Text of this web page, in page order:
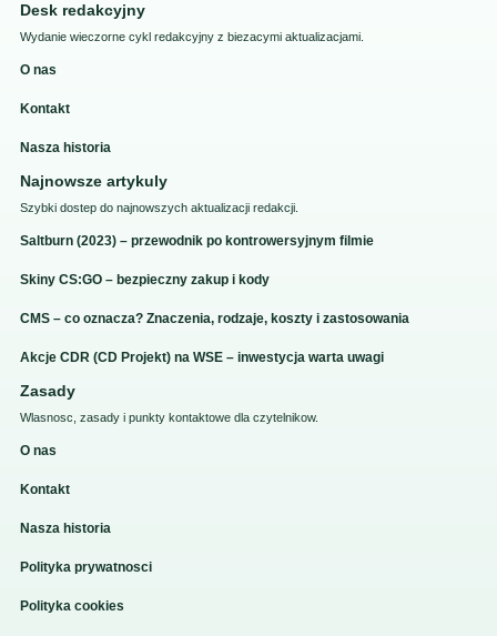
Desk redakcyjny
Wydanie wieczorne cykl redakcyjny z biezacymi aktualizacjami.
O nas
Kontakt
Nasza historia
Najnowsze artykuly
Szybki dostep do najnowszych aktualizacji redakcji.
Saltburn (2023) – przewodnik po kontrowersyjnym filmie
Skiny CS:GO – bezpieczny zakup i kody
CMS – co oznacza? Znaczenia, rodzaje, koszty i zastosowania
Akcje CDR (CD Projekt) na WSE – inwestycja warta uwagi
Zasady
Wlasnosc, zasady i punkty kontaktowe dla czytelnikow.
O nas
Kontakt
Nasza historia
Polityka prywatnosci
Polityka cookies